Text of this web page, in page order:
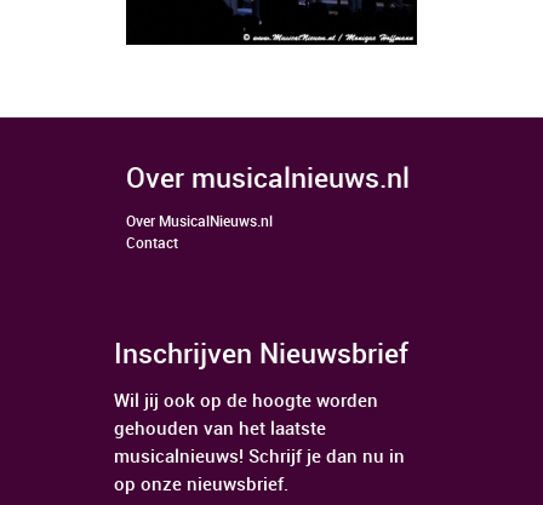
over musicalnieuws.nl
Over MusicalNieuws.nl
Contact
Inschrijven Nieuwsbrief
Wil jij ook op de hoogte worden
gehouden van het laatste
musicalnieuws! Schrijf je dan nu in
op onze nieuwsbrief.